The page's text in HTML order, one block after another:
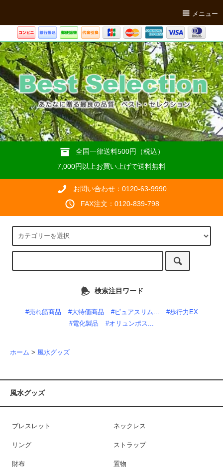
メニュー
全国一律送料500円（税込）
7,000円以上お買い上げで送料無料
お問い合わせ：0120-63-9990
FAX注文：0120-839-798
検索注目ワード
#売れ筋商品 #大特価商品 #ピュアスリム...
#歩行力EX
#電化製品
#オリュンポス...
ホーム > 風水グッズ
風水グッズ
ブレスレット ネックレス
リング ストラップ
財布 置物